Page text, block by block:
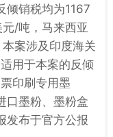
倾销税均为1167
/吨，马来西亚
案涉及印度海关
用于本案的反倾
印刷专用墨
口墨粉、墨粉盒
发布于官方公报